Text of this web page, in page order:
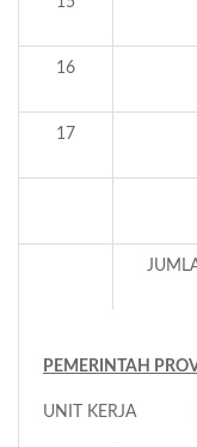
16
17
PEMERINTAH
UNIT KERJA :